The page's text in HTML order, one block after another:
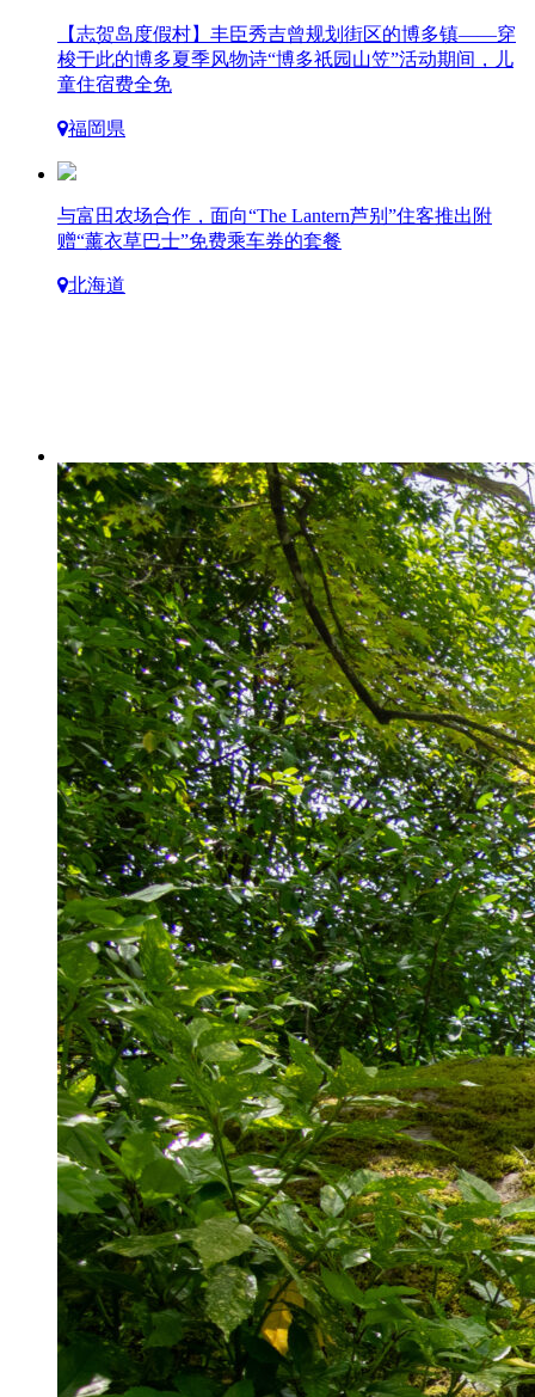
【志贺岛度假村】丰臣秀吉曾规划街区的博多镇——穿
梭于此的博多夏季风物诗“博多祇园山笠”活动期间，儿
童住宿费全免
福岡県
与富田农场合作，面向“The Lantern芦别”住客推出附
赠“薰衣草巴士”免费乘车券的套餐
北海道